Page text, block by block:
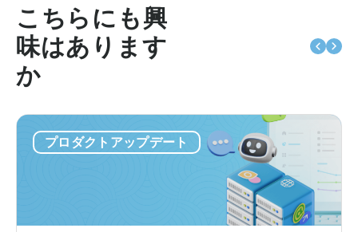
こちらにも興
味はあります
か
プロダクトアップデート